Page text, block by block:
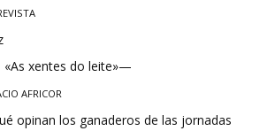
xentes do leite»—
AFRICOR
opinan los ganaderos de las jornadas